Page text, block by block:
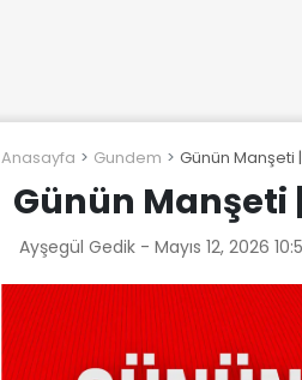
Anasayfa Gundem Günün Manşeti |
Günün Manşeti |
Ayşegül Gedik - Mayıs 12, 2026